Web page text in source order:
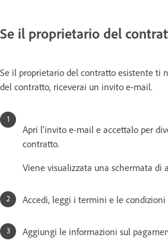
Se il proprietario del
Se il proprietario del contratto esistente ti
del contratto, riceverai un invito e-mail.
Apri l'invito e-mail e accettalo per
contratto.
Viene visualizzata una schermata di
Accedi, leggi i termini e le condizioni
Aggiungi le informazioni sul